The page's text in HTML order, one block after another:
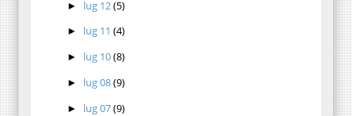
► lug 12(5)
► lug 11(4)
► lug 10(8)
► lug 08(9)
► lug 07(9)